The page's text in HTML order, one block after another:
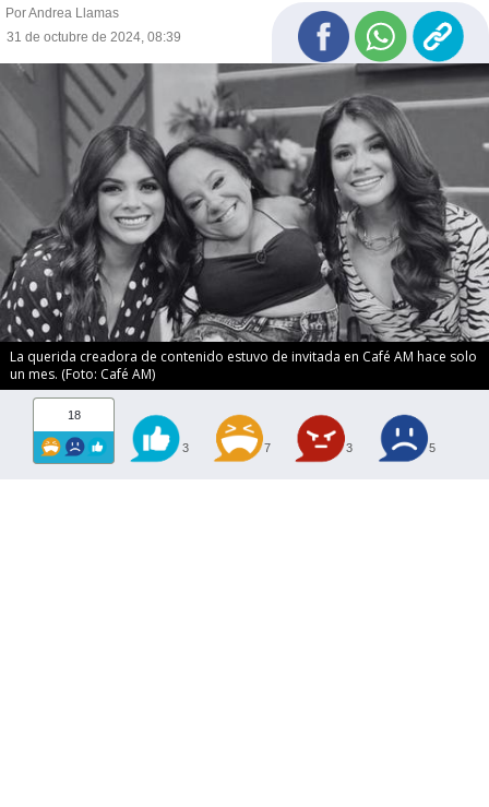
Por Andrea Llamas
31 de octubre de 2024, 08:39
La querida creadora de contenido estuvo de invitada en Café AM hace solo
un mes. (Foto: Café AM)
18
3 7 3 5